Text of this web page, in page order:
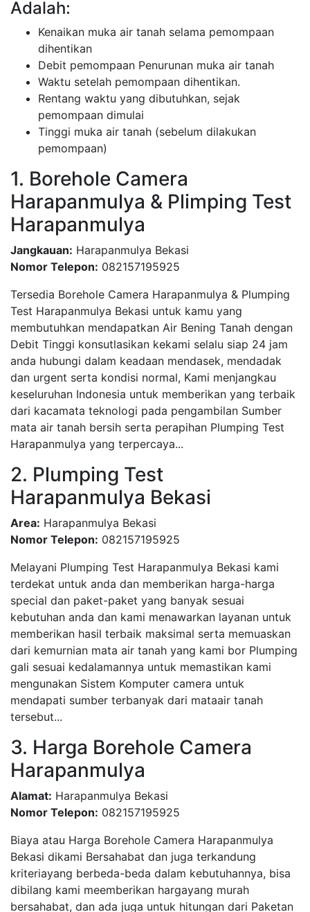
Adalah:
Kenaikan muka air tanah selama pemompaan
dihentikan
Debit pemompaan Penurunan muka air tanah
Waktu setelah pemompaan dihentikan.
Rentang waktu yang dibutuhkan, sejak
pemompaan dimulai
Tinggi muka air tanah (sebelum dilakukan
pemompaan)
1. Borehole Camera
Harapanmulya & Plimping Test
Harapanmulya
Jangkauan: Harapanmulya Bekasi
Nomor Telepon: 082157195925
Tersedia Borehole Camera Harapanmulya & Plumping
Test Harapanmulya Bekasi untuk kamu yang
membutuhkan mendapatkan Air Bening Tanah dengan
Debit Tinggi konsutlasikan kekami selalu siap 24 jam
anda hubungi dalam keadaan mendasek, mendadak
dan urgent serta kondisi normal, Kami menjangkau
keseluruhan Indonesia untuk memberikan yang terbaik
dari kacamata teknologi pada pengambilan Sumber
mata air tanah bersih serta perapihan Plumping Test
Harapanmulya yang terpercaya...
2. Plumping Test
Harapanmulya Bekasi
Area: Harapanmulya Bekasi
Nomor Telepon: 082157195925
Melayani Plumping Test Harapanmulya Bekasi kami
terdekat untuk anda dan memberikan harga-harga
special dan paket-paket yang banyak sesuai
kebutuhan anda dan kami menawarkan layanan untuk
memberikan hasil terbaik maksimal serta memuaskan
dari kemurnian mata air tanah yang kami bor Plumping
gali sesuai kedalamannya untuk memastikan kami
mengunakan Sistem Komputer camera untuk
mendapati sumber terbanyak dari mataair tanah
tersebut...
3. Harga Borehole Camera
Harapanmulya
Alamat: Harapanmulya Bekasi
Nomor Telepon: 082157195925
Biaya atau Harga Borehole Camera Harapanmulya
Bekasi dikami Bersahabat dan juga terkandung
kriteriayang berbeda-beda dalam kebutuhannya, bisa
dibilang kami meemberikan hargayang murah
bersahabat, dan ada juga untuk hitungan dari Paketan